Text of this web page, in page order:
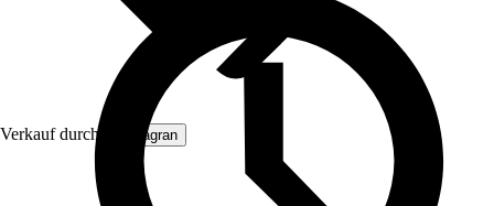
Verkauf durch: Primagran